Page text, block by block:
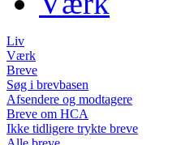
Liv
Værk
Breve
Søg i brevbasen
Afsendere og modtagere
Breve om HCA
Ikke tidligere trykte breve